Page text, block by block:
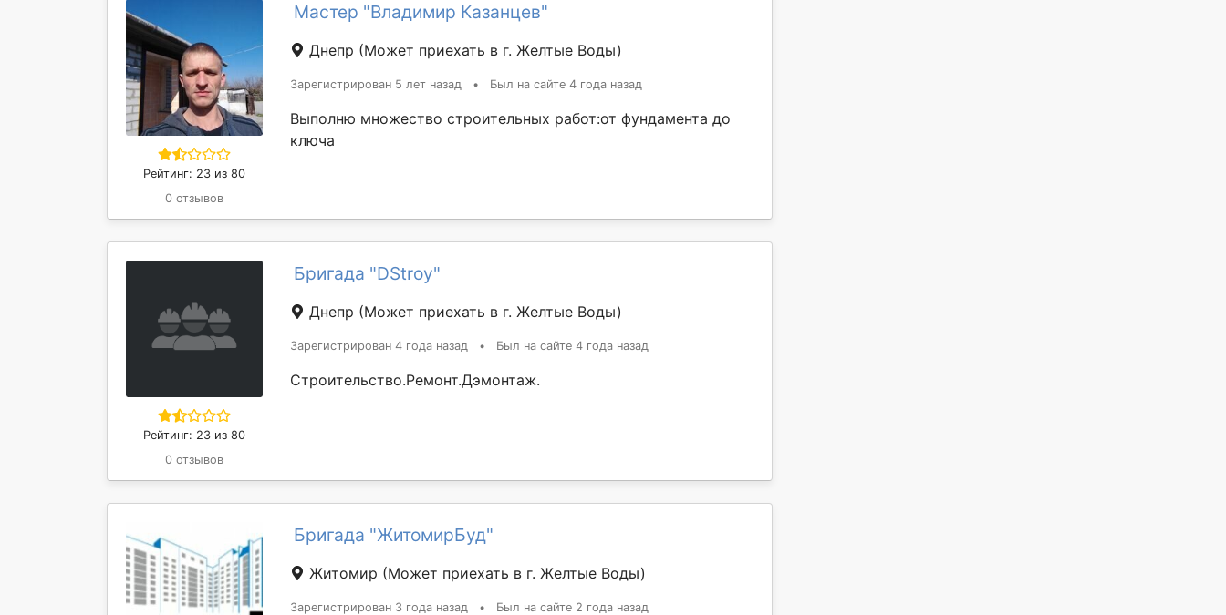
Рейтинг: 23 из 80
0 отзывов
Мастер "Владимир Казанцев"
Днепр (Может приехать в г. Желтые Воды)
Зарегистрирован 5 лет назад • Был на сайте 4 года назад
Выполню множество строительных работ:от фундамента до
ключа
Рейтинг: 23 из 80
0 отзывов
Бригада "DStroy"
Днепр (Может приехать в г. Желтые Воды)
Зарегистрирован 4 года назад • Был на сайте 4 года назад
Строительство.Ремонт.Дэмонтаж.
Бригада "ЖитомирБуд"
Житомир (Может приехать в г. Желтые Воды)
Зарегистрирован 3 года назад • Был на сайте 2 года назад